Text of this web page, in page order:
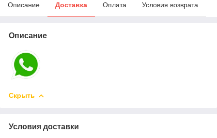
Описание Доставка Оплата Условия возврата
Описание
Скрыть
Условия доставки